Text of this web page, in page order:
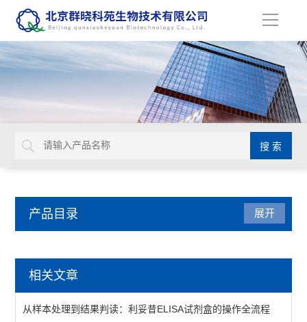
导
产品目录
primerdesign生物威胁检测试剂盒
primerdesign其他病原体检测试剂盒
展开
相关文章
从样本处理到结果判读：利妥昔ELISA试剂盒的操作全流程